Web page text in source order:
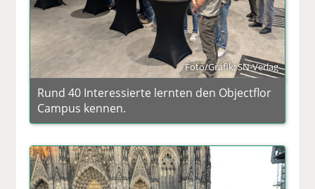
Foto/Grafik: SN-Verlag
Rund 40 Interessierte lernten den Objectflor
Campus kennen.